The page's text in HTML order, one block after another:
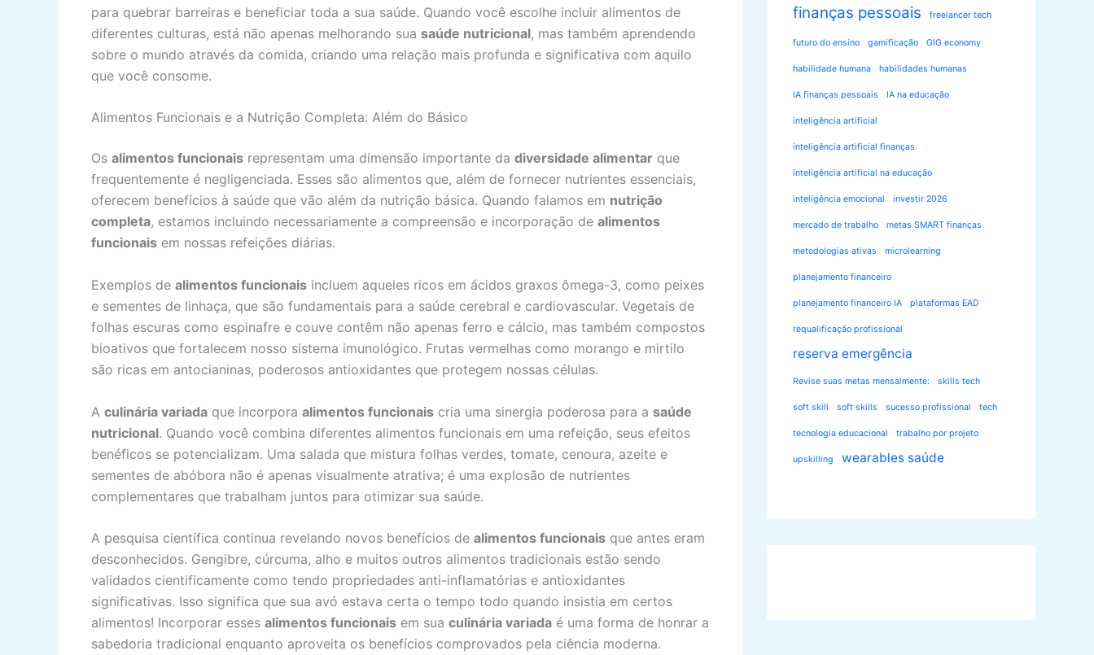
para quebrar barreiras e beneficiar toda a sua saúde. Quando você escolhe incluir alimentos de
diferentes culturas, está não apenas melhorando sua saúde nutricional, mas também aprendendo
sobre o mundo através da comida, criando uma relação mais profunda e significativa com aquilo
que você consome.
Alimentos Funcionais e a Nutrição Completa: Além do Básico
Os alimentos funcionais representam uma dimensão importante da diversidade alimentar que
frequentemente é negligenciada. Esses são alimentos que, além de fornecer nutrientes essenciais,
oferecem benefícios à saúde que vão além da nutrição básica. Quando falamos em nutrição
completa, estamos incluindo necessariamente a compreensão e incorporação de alimentos
funcionais em nossas refeições diárias.
Exemplos de alimentos funcionais incluem aqueles ricos em ácidos graxos ômega-3, como peixes
e sementes de linhaça, que são fundamentais para a saúde cerebral e cardiovascular. Vegetais de
folhas escuras como espinafre e couve contêm não apenas ferro e cálcio, mas também compostos
bioativos que fortalecem nosso sistema imunológico. Frutas vermelhas como morango e mirtilo
são ricas em antocianinas, poderosos antioxidantes que protegem nossas células.
A culinária variada que incorpora alimentos funcionais cria uma sinergia poderosa para a saúde
nutricional. Quando você combina diferentes alimentos funcionais em uma refeição, seus efeitos
benéficos se potencializam. Uma salada que mistura folhas verdes, tomate, cenoura, azeite e
sementes de abóbora não é apenas visualmente atrativa; é uma explosão de nutrientes
complementares que trabalham juntos para otimizar sua saúde.
A pesquisa científica continua revelando novos benefícios de alimentos funcionais que antes eram
desconhecidos. Gengibre, cúrcuma, alho e muitos outros alimentos tradicionais estão sendo
validados cientificamente como tendo propriedades anti-inflamatórias e antioxidantes
significativas. Isso significa que sua avó estava certa o tempo todo quando insistia em certos
alimentos! Incorporar esses alimentos funcionais em sua culinária variada é uma forma de honrar a
sabedoria tradicional enquanto aproveita os benefícios comprovados pela ciência moderna.
finanças pessoais freelancer tech
futuro do ensino gamificação GIG economy
habilidade humana habilidades humanas
IA finanças pessoais IA na educação
inteligência artificial
inteligência artificial finanças
inteligência artificial na educação
inteligência emocional investir 2026
mercado de trabalho metas SMART finanças
metodologias ativas microlearning
planejamento financeiro
planejamento financeiro IA plataformas EAD
requalificação profissional
reserva emergência
Revise suas metas mensalmente: skills tech
soft skill soft skills sucesso profissional tech
tecnologia educacional trabalho por projeto
upskilling wearables saúde